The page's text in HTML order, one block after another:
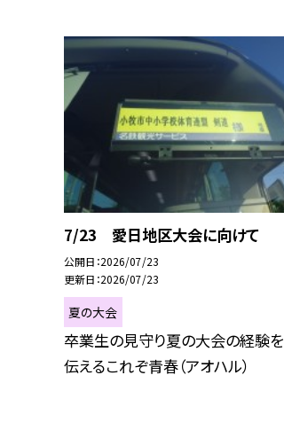
7/23 愛日地区大会に向けて
公開日 2026/07/23
更新日 2026/07/23
夏の大会
卒業生の見守り夏の大会の経験を
伝えるこれぞ青春（アオハル）